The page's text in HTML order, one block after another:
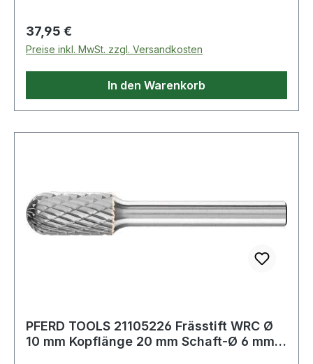
Regulärer Preis:
37,95 €
Preise inkl. MwSt. zzgl. Versandkosten
In den Warenkorb
PFERD TOOLS 21105226 Frässtift WRC Ø
10 mm Kopflänge 20 mm Schaft-Ø 6 mm